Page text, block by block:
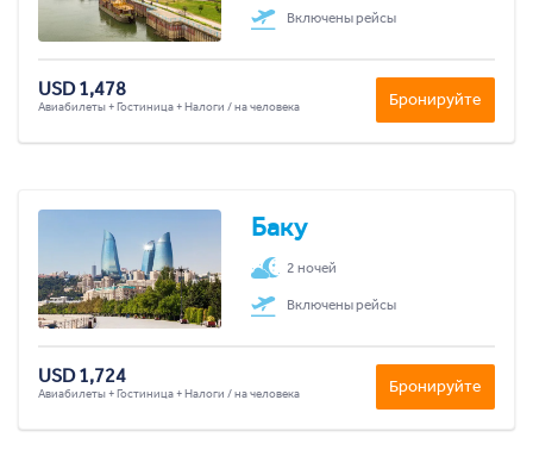
Включены рейсы
USD 1,478
Авиабилеты + Гостиница + Налоги / на человека Бронируйте
Баку
2 ночей
Включены рейсы
USD 1,724
Авиабилеты + Гостиница + Налоги / на человека Бронируйте